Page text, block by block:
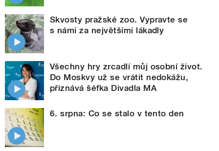
Skvosty pražské zoo. Vypravte se
s námi za největšími lákadly
Všechny hry zrcadlí můj osobní život.
Do Moskvy už se vrátit nedokážu,
přiznává šéfka Divadla MA
6. srpna: Co se stalo v tento den